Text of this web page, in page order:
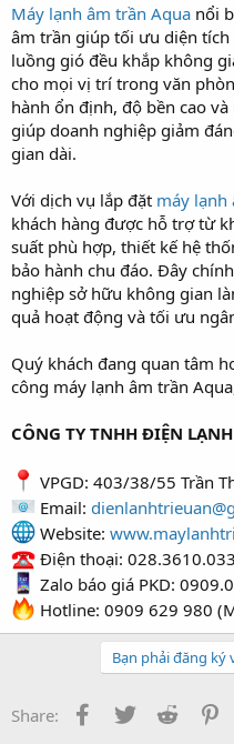
Máy lạnh âm trần Aqua nổi
âm trần giúp tối ưu diện
luồng gió đều khắp không
cho mọi vị trí trong văn
hành ổn định, độ bền cao
giúp doanh nghiệp giảm
gian dài.
Với dịch vụ lắp đặt máy lạnh
khách hàng được hỗ trợ từ
suất phù hợp, thiết kế hệ
bảo hành chu đáo. Đây
nghiệp sở hữu không gian
quả hoạt động và tối ưu
Quý khách đang quan tâm
công máy lạnh âm trần
CÔNG TY TNHH ĐIỆN
VPGD: 403/38/55 Trần
Email:
Website:
Điện thoại:
Zalo báo giá PKD:
Hotline: 0909 629 980
Bạn phải đăng ký
Share: Facebook
Twitter Reddit